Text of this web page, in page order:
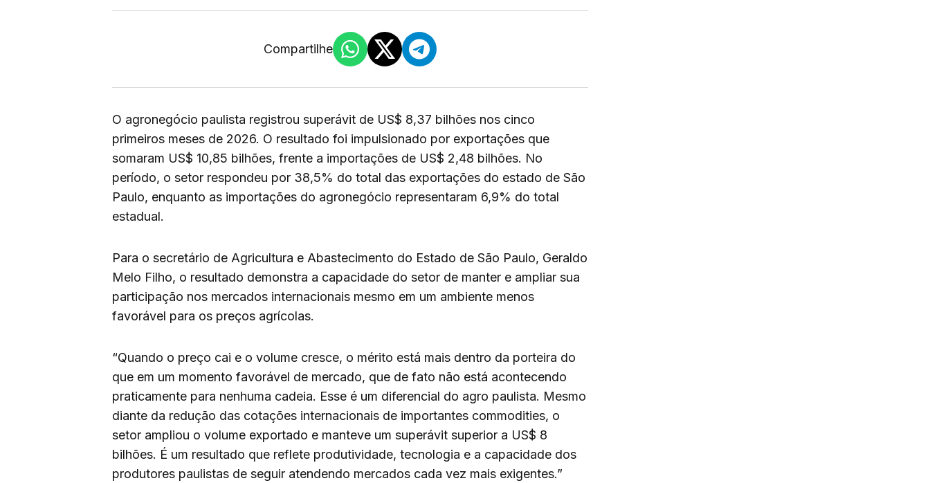
Compartilhe
O agronegócio paulista registrou superávit de US$ 8,37 bilhões nos cinco
primeiros meses de 2026. O resultado foi impulsionado por exportações que
somaram US$ 10,85 bilhões, frente a importações de US$ 2,48 bilhões. No
período, o setor respondeu por 38,5% do total das exportações do estado de São
Paulo, enquanto as importações do agronegócio representaram 6,9% do total
estadual.
Para o secretário de Agricultura e Abastecimento do Estado de São Paulo, Geraldo
Melo Filho, o resultado demonstra a capacidade do setor de manter e ampliar sua
participação nos mercados internacionais mesmo em um ambiente menos
favorável para os preços agrícolas.
“Quando o preço cai e o volume cresce, o mérito está mais dentro da porteira do
que em um momento favorável de mercado, que de fato não está acontecendo
praticamente para nenhuma cadeia. Esse é um diferencial do agro paulista. Mesmo
diante da redução das cotações internacionais de importantes commodities, o
setor ampliou o volume exportado e manteve um superávit superior a US$ 8
bilhões. É um resultado que reflete produtividade, tecnologia e a capacidade dos
produtores paulistas de seguir atendendo mercados cada vez mais exigentes.”